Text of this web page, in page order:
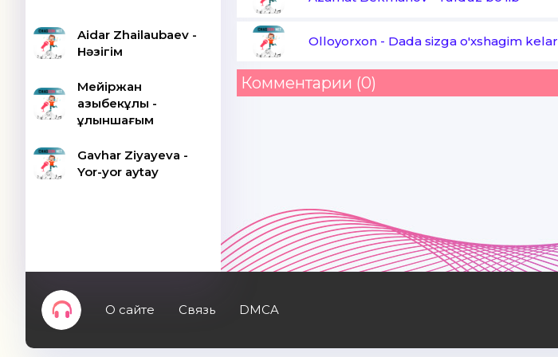
Aidar Zhailaubaev -
Нәзігім
Мейіржан
Қазыбекұлы -
Құлыншағым
Gavhar Ziyayeva -
Yor-yor aytay
Olloyorxon - Dada sizga o'xshagim kelar
Комментарии (0)
О сайте Связь DMCA